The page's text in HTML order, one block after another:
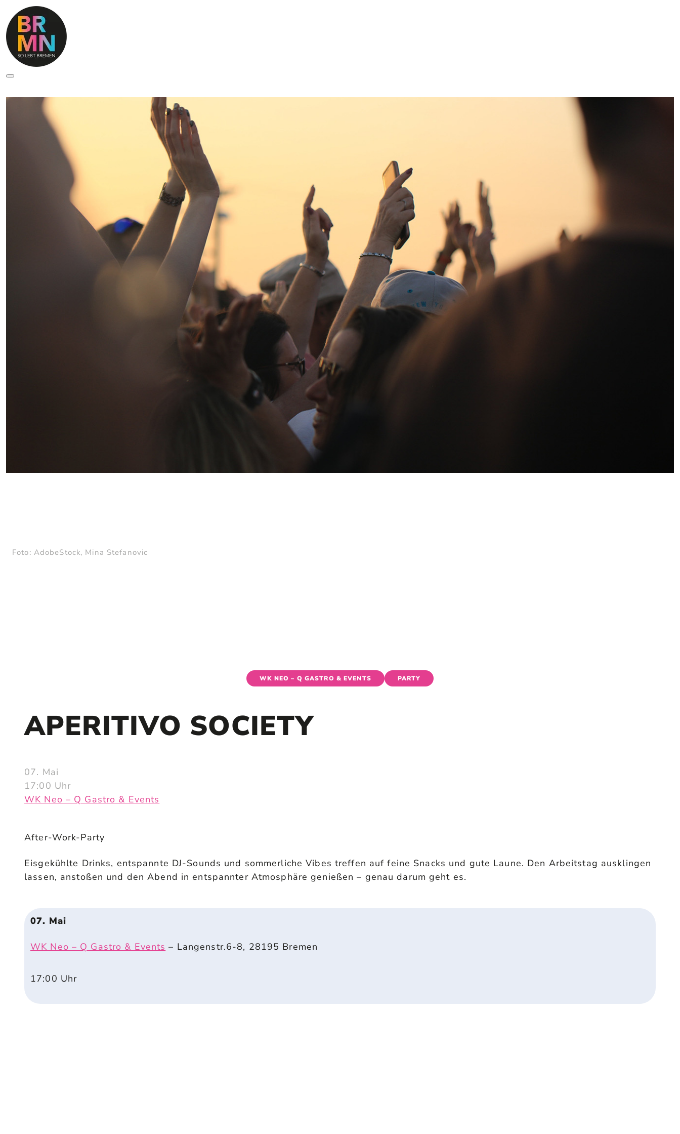
Foto: AdobeStock, Mina Stefanovic
WK NEO – Q GASTRO & EVENTS PARTY
APERITIVO SOCIETY
07. Mai
17:00 Uhr
WK Neo – Q Gastro & Events
After-Work-Party
Eisgekühlte Drinks, entspannte DJ-Sounds und sommerliche Vibes treffen auf feine Snacks und gute Laune. Den Arbeitstag ausklingen
lassen, anstoßen und den Abend in entspannter Atmosphäre genießen – genau darum geht es.
07. Mai
WK Neo – Q Gastro & Events – Langenstr.6-8, 28195 Bremen
17:00 Uhr